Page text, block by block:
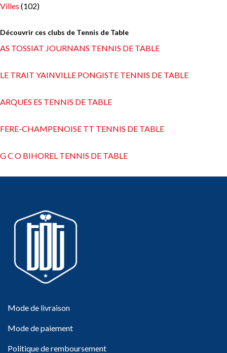
Villes (102)
Découvrir ces clubs de Tennis de Table
AS TOSSIAT JOURNANS TENNIS DE TABLE
LE TRAIT YAINVILLE PONGISTE TENNIS DE TABLE
ARQUES ES TENNIS DE TABLE
FERE-CHAMPENOISE TT TENNIS DE TABLE
G C O BIHOREL TENNIS DE TABLE
Mode de livraison
Mode de paiement
Politique de remboursement